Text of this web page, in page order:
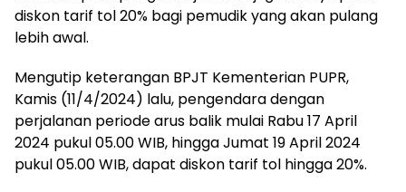
diskon tarif tol 20% bagi pemudik yang akan pulang
lebih awal.
Mengutip keterangan BPJT Kementerian PUPR,
Kamis (11/4/2024) lalu, pengendara dengan
perjalanan periode arus balik mulai Rabu 17 April
2024 pukul 05.00 WIB, hingga Jumat 19 April 2024
pukul 05.00 WIB, dapat diskon tarif tol hingga 20%.